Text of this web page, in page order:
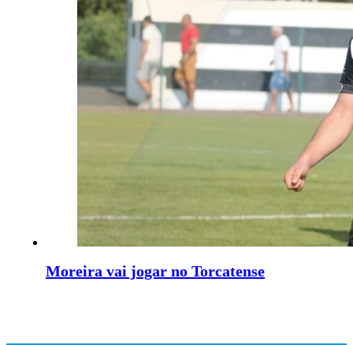
Moreira vai jogar no Torcatense